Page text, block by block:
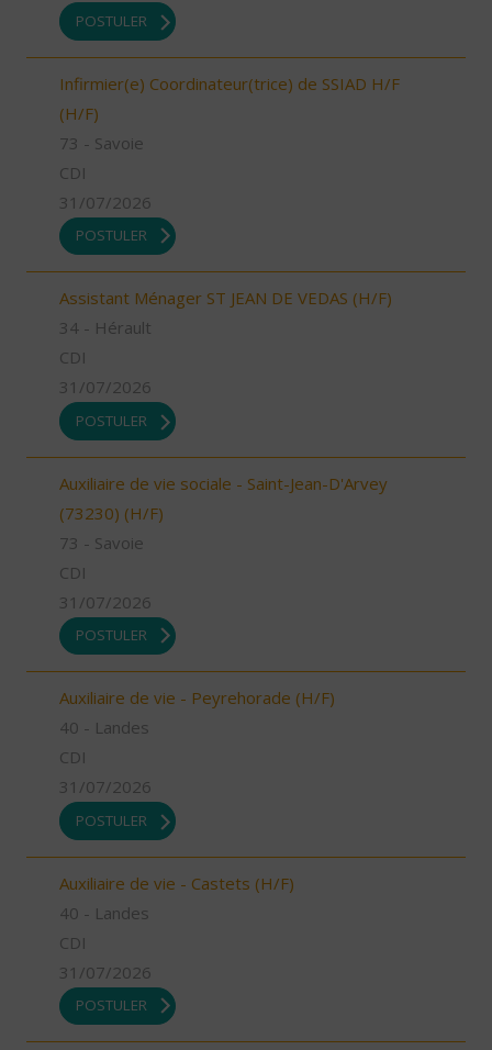
POSTULER
Infirmier(e) Coordinateur(trice) de SSIAD H/F
(H/F)
73 - Savoie
CDI
31/07/2026
POSTULER
Assistant Ménager ST JEAN DE VEDAS (H/F)
34 - Hérault
CDI
31/07/2026
POSTULER
Auxiliaire de vie sociale - Saint-Jean-D'Arvey
(73230) (H/F)
73 - Savoie
CDI
31/07/2026
POSTULER
Auxiliaire de vie - Peyrehorade (H/F)
40 - Landes
CDI
31/07/2026
POSTULER
Auxiliaire de vie - Castets (H/F)
40 - Landes
CDI
31/07/2026
POSTULER